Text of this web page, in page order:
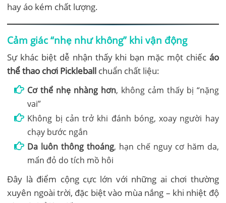
hay áo kém chất lượng.
Cảm giác “nhẹ như không” khi vận động
Sự khác biệt dễ nhận thấy khi bạn mặc một chiếc áo
thể thao chơi Pickleball chuẩn chất liệu:
Cơ thể nhẹ nhàng hơn, không cảm thấy bị “nặng
vai”
Không bị cản trở khi đánh bóng, xoay người hay
chạy bước ngắn
Da luôn thông thoáng, hạn chế nguy cơ hăm da,
mẩn đỏ do tích mồ hôi
Đây là điểm cộng cực lớn với những ai chơi thường
xuyên ngoài trời, đặc biệt vào mùa nắng – khi nhiệt độ